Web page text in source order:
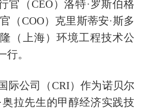
官（CEO）洛特·罗斯伯格
（COO）克里斯蒂安·斯多
（上海）环境工程技术公
行。
际公司（CRI）作为诺贝尔
拉先生的甲醇经济实践技